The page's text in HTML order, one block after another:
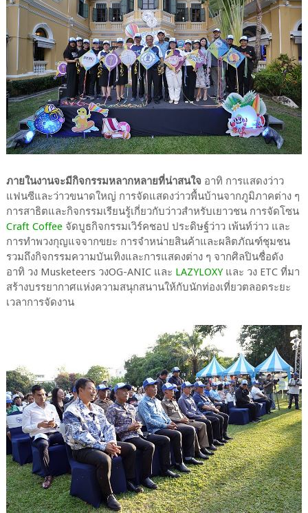
ภายในงานจะมีกิจกรรมหลากหลายที่น่าสนใจ อาทิ การแสดงว่าว
แฟนซีและว่าวขนาดใหญ่ การจัดแสดงว่าวพื้นบ้านจากภูมิภาคต่าง ๆ
การสาธิตและกิจกรรมเรียนรู้เกี่ยวกับว่าวสำหรับเยาวชน การจัดโซน
Craft Coffeeจัดบูธกิจกรรมเวิร์คชอป ประดิษฐ์ว่าว เพ้นท์ว่าว และ
การทำพวงกุญแจจากขยะ การจำหน่ายสินค้าและผลิตภัณฑ์ชุมชน
รวมถึงกิจกรรมความบันเทิงและการแสดงต่าง ๆ จากศิลปินชื่อดัง
อาทิ วง Musketeers วงOG-ANIC และ LAZYLOXYและ วง ETC ที่มา
สร้างบรรยากาศแห่งความสนุกสนานให้กับนักท่องเที่ยวตลอดระยะ
เวลาการจัดงาน